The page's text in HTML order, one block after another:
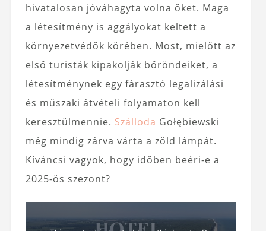
hivatalosan jóváhagyta volna őket. Maga
a létesítmény is aggályokat keltett a
környezetvédők körében. Most, mielőtt az
első turisták kipakolják bőröndeiket, a
létesítménynek egy fárasztó legalizálási
és műszaki átvételi folyamaton kell
keresztülmennie. Szálloda Gołębiewski
még mindig zárva várta a zöld lámpát.
Kíváncsi vagyok, hogy időben beéri-e a
2025-ös szezont?